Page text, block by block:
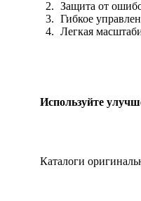
Защита от
Гибкое
Легкая
Используйте
Каталоги